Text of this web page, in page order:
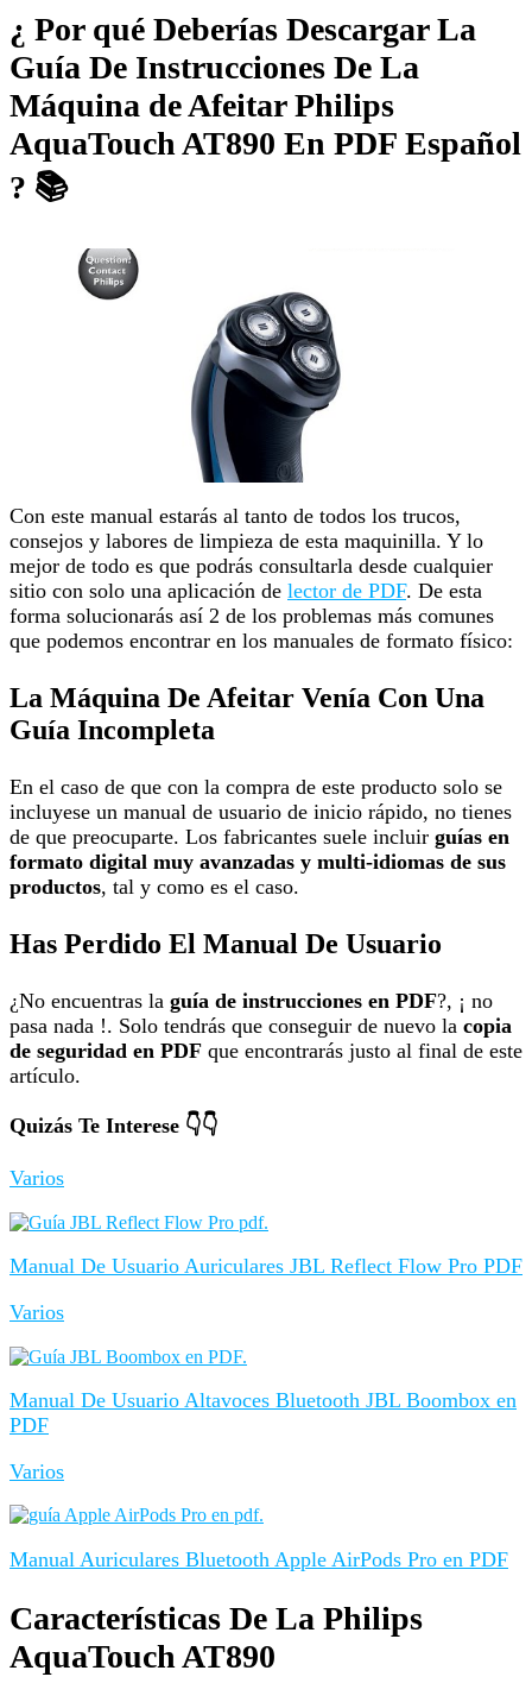
¿ Por qué Deberías Descargar La
Guía De Instrucciones De La
Máquina de Afeitar Philips
AquaTouch AT890 En PDF Español
? 📚
Con este manual estarás al tanto de todos los trucos,
consejos y labores de limpieza de esta maquinilla. Y lo
mejor de todo es que podrás consultarla desde cualquier
sitio con solo una aplicación de lector de PDF. De esta
forma solucionarás así 2 de los problemas más comunes
que podemos encontrar en los manuales de formato físico:
La Máquina De Afeitar Venía Con Una
Guía Incompleta
En el caso de que con la compra de este producto solo se
incluyese un manual de usuario de inicio rápido, no tienes
de que preocuparte. Los fabricantes suele incluir guías en
formato digital muy avanzadas y multi-idiomas de sus
productos, tal y como es el caso.
Has Perdido El Manual De Usuario
¿No encuentras la guía de instrucciones en PDF?, ¡ no
pasa nada !. Solo tendrás que conseguir de nuevo la copia
de seguridad en PDF que encontrarás justo al final de este
artículo.
Quizás Te Interese 👇👇
Varios
Manual De Usuario Auriculares JBL Reflect Flow Pro PDF
Varios
Manual De Usuario Altavoces Bluetooth JBL Boombox en
PDF
Varios
Manual Auriculares Bluetooth Apple AirPods Pro en PDF
Características De La Philips
AquaTouch AT890